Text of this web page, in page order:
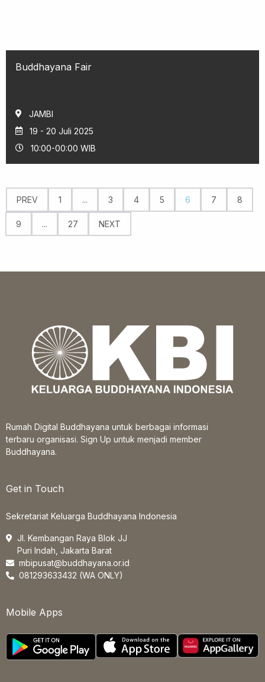
Buddhayana Fair
JAMBI
19 - 20 Juli 2025
10:00-00:00 WIB
PREV 1 ... 3 4 5 6 7 8
9 ... 27 NEXT
Rumah Digital Buddhayana untuk berbagai informasi
terbaru organisasi. Sign Up untuk menjadi member
Buddhayana.
Get in Touch
Sekretariat Keluarga Buddhayana Indonesia
Jl. Kembangan Raya Blok JJ
Puri Indah, Jakarta Barat
mbipusat@buddhayana.or.id
081293633432 (WA ONLY)
Mobile Apps